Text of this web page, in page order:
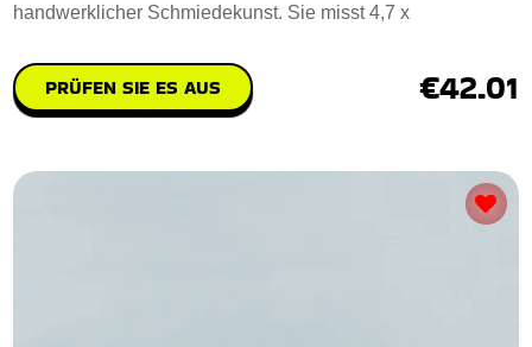
handwerklicher Schmiedekunst. Sie misst 4,7 x
PRÜFEN SIE ES AUS €42.01